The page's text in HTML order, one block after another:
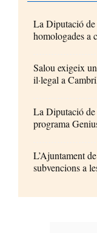
La Diputació
homologades a
Salou exigeix
il·legal a
La Diputació de
programa
L’Ajuntament
subvencions a